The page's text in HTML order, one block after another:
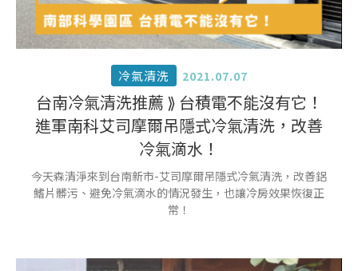
冷氣清洗 2021.07.07
台南冷氣清洗推薦 ⟫ 台積電不能沒有它！
進軍南科艾司摩爾吊隱式冷氣清洗，改善
冷氣滴水！
今天森清淨來到台南新市-艾司摩爾吊隱式冷氣清洗，改善鋁
鰭片髒污、避免冷氣滴水的情況發生，也讓冷房效果恢復正
常！